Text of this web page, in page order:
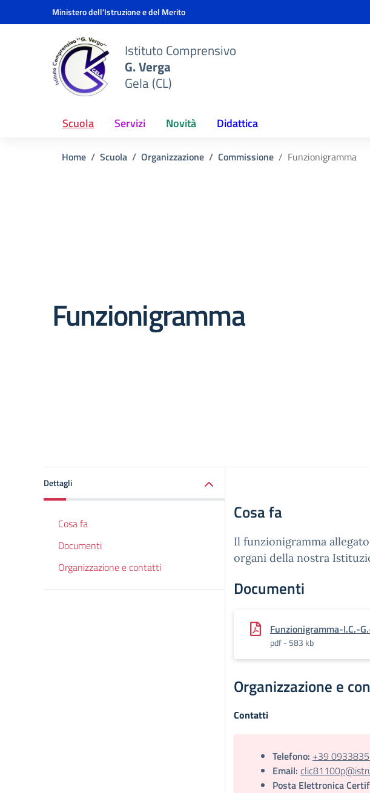
Vai ai contenuti
Vai al menu di navigazioneMinistero dell'Istruzione e del Merito
Istituto Comprensivo
G. Verga
Gela (CL)
Scuola Servizi Novità Didattica
Home Scuola Organizzazione Commissione Funzionigramma
Funzionigramma
Dettagli
Cosa fa
Documenti
Organizzazione e contatti
Cosa fa
Il funzionigramma
organi della nostra
Documenti
Funzionigramma-I.C.-
pdf - 583 kb
Organizzazione e
Contatti
Telefono: +39
Email:
Posta Elettronica